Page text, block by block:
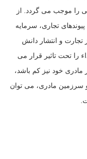
را موجب می گردد. از
تجاری، سرمایه
و انتشار دانش
را تحت تاثیر قرار می
خود نیز کم باشد،
و سرزمین مادری، می توان